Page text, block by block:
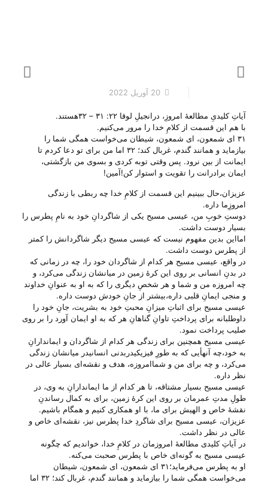
20 آوریل 2022
آیاتِ کلیدیِ مطالعهٔ امروزِ، درانجیلِ لوقا ۲۲: ۳۱ – ۳۲هستند.
با هم این قسمت از کلامِ خدا را مرور می‌‌کنیم.
۳۱ ای شمعون، ای شمعون، شیطان می‌خواست همگی شما را
بیازماید و همانند گندم، غربال کند؛ ۳۲ اما من برای تو دعا کردم تا
ایمانت از بین نرود. پس وقتی توبه کردی و بسوی من بازگشتی،
ایمان برادرانت را تقویت و استوار کن!آمین!
عزیزان،حال ببینیم این قسمت از کلامِ خدا چه ربطی با زندگی
امروزِما داره.
دوستِ خوبِ من، عیسی مسیح یکی از شاگردانِ خود به نامِ پطرس را
بسیار دوست داشت.
امااین بدین مفهوم نیست که عیسی مسیح دیگر شاگردانش را کمتر
از پطرس دوست داشت.
در واقع، عیسی مسیح هر کدام از شاگردان خود را، چه در زمانی که
در بدنِ انسانی بر روی این کرهٔ زمین در میانشان زندگی می‌‌کرد، و
چه امروزه من و شما و هر شخصِ دیگری را که به او به عنوانِ خداوند
و منجی ایمانِ قلبی داره،بیشتر از جانِ خودش دوست داره.
عیسی مسیح برای اثباتِ میزانِ محبتِ خود به بشریت، جانِ خود را
داوطلبانه برای پرداختِ تاوانِ گناهانِ هر که به او ایمان آورد را بر روی
صلیب پرداخت نمود.
عیسی مسیح همچنین برای زندگی هر کدام از شاگردان و ایماندارانِ
به خود،چه آنهأیی که به طورِ فیزیکیدربدنی انسانیدر میانشان زندگی
می‌‌کرد، و چه برای من و شماامروزه، هدف و نقشه‌ای بسیار عالی در
نظر داره.
عیسی مسیح بسیار مشتاقه، تا هر کدام از ما ایماندارانِ به وی، در
طولِ مدتِ عمرمان بر روی این کرهٔ زمین، برای به کمال رساندنِ
نقشهٔ خاص و الهیش برای ما، با او همکاری کنیم و همگام باشیم.
عزیزان، عیسی مسیح برای شاگردِ خدا پطرس نیز، نقشه‌ای خاص و
عالی در نظر داشت.
در آیاتِ کلیدی مطالعهٔ امروزمان در کلامِ خدا، خواندیم که چگونه
عیسی مسیح به گونه‌ای خاص با پطرس صحبت می‌‌کنه.
او به پطرس می‌‌فرماید؛۳۱ ای شمعون، ای شمعون، شیطان
می‌خواست همگی شما را بیازماید و همانند گندم، غربال کند؛ ۳۲ اما